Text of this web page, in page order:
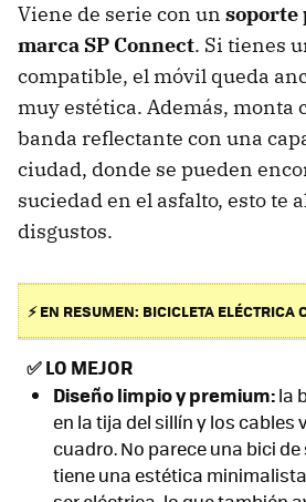
Viene de serie con un soporte
marca SP Connect. Si tienes
compatible, el móvil queda
muy estética. Además, monta
banda reflectante con una
ciudad, donde se pueden
suciedad en el asfalto, esto te
disgustos.
⚡ EN RESUMEN: BICICLETA ELÉCTRICA
✅LO MEJOR
Diseño limpio y premium:la
en la tija del sillín y los cables
cuadro. No parece una bici
tiene una estética